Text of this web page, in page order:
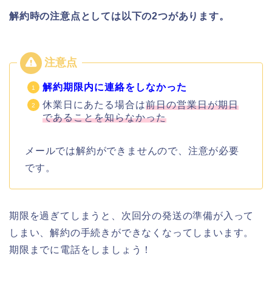
解約時の注意点としては以下の2つがあります。
解約期限内に連絡をしなかった
休業日にあたる場合は前日の営業日が期日
であることを知らなかった
メールでは解約ができませんので、注意が必要
です。
期限を過ぎてしまうと、次回分の発送の準備が入って
しまい、解約の手続きができなくなってしまいます。
期限までに電話をしましょう！